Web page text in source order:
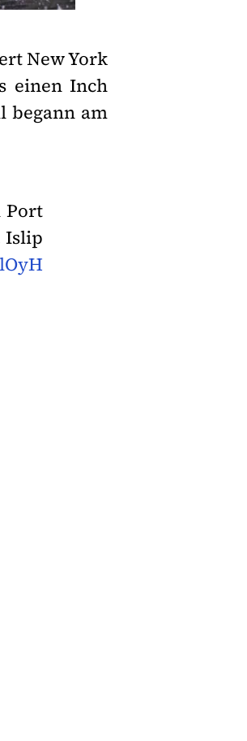
New York
einen Inch
begann am
Port
Islip